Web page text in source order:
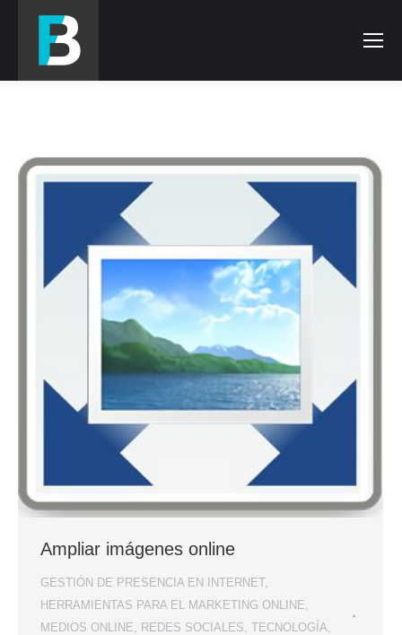
Ampliar imágenes online
GESTIÓN DE PRESENCIA EN INTERNET,
HERRAMIENTAS PARA EL MARKETING ONLINE,
MEDIOS ONLINE, REDES SOCIALES, TECNOLOGÍA,